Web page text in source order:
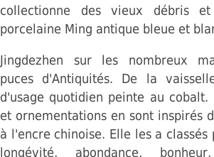
collectionne des vieux débris
porcelaine Ming antique bleue et
Jingdezhen sur les nombreux
puces d'Antiquités. De la
d'usage quotidien peinte au cobalt.
et ornementations en sont inspirés
à l'encre chinoise. Elle les a classés
longévité, abondance,